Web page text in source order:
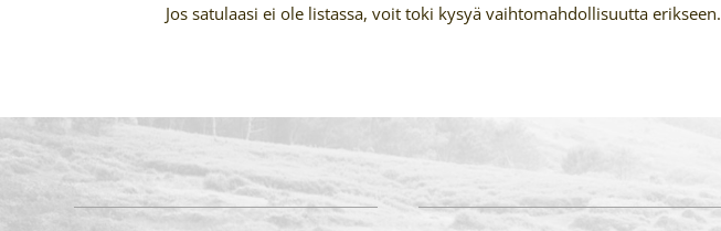
Jos satulaasi ei ole listassa, voit toki kysyä vaihtomahdollisuutta erikseen.